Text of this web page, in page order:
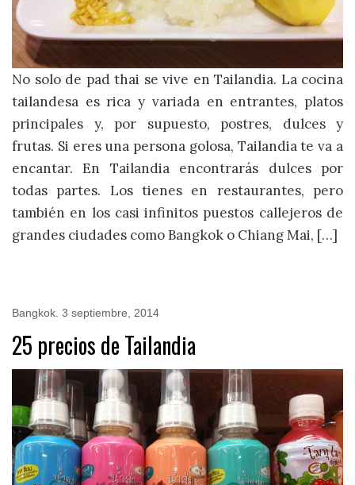
No solo de pad thai se vive en Tailandia. La cocina
tailandesa es rica y variada en entrantes, platos
principales y, por supuesto, postres, dulces y
frutas. Si eres una persona golosa, Tailandia te va a
encantar. En Tailandia encontrarás dulces por
todas partes. Los tienes en restaurantes, pero
también en los casi infinitos puestos callejeros de
grandes ciudades como Bangkok o Chiang Mai, […]
Bangkok 3 septiembre, 2014
25 precios de Tailandia